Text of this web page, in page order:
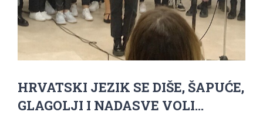
HRVATSKI JEZIK SE DIŠE, ŠAPUĆE,
GLAGOLJI I NADASVE VOLI…